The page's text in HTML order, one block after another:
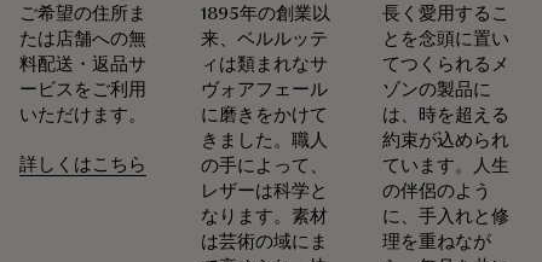
ご希望の住所ま
たは店舗への無
料配送・返品サ
ービスをご利用
いただけます。
詳しくはこちら
1895年の創業以
来、ベルルッテ
ィは類まれなサ
ヴォアフェール
に磨きをかけて
きました。職人
の手によって、
レザーは科学と
なります。素材
は芸術の域にま
長く愛用するこ
とを念頭に置い
てつくられるメ
ゾンの製品に
は、時を超える
約束が込められ
ています。人生
の伴侶のよう
に、手入れと修
理を重ねなが